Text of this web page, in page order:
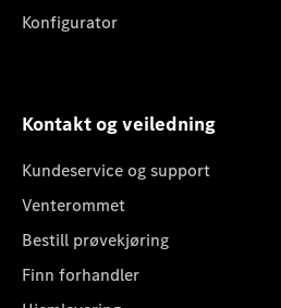
Konfigurator
Kontakt og veiledning
Kundeservice og support
Venterommet
Bestill prøvekjøring
Finn forhandler